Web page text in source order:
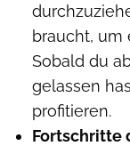
braucht, um
Sobald du
gelassen
profitieren.
Fortschritte